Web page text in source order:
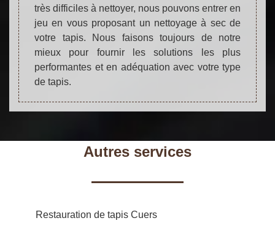
très difficiles à nettoyer, nous pouvons entrer en
jeu en vous proposant un nettoyage à sec de
votre tapis. Nous faisons toujours de notre
mieux pour fournir les solutions les plus
performantes et en adéquation avec votre type
de tapis.
Autres services
Restauration de tapis Cuers